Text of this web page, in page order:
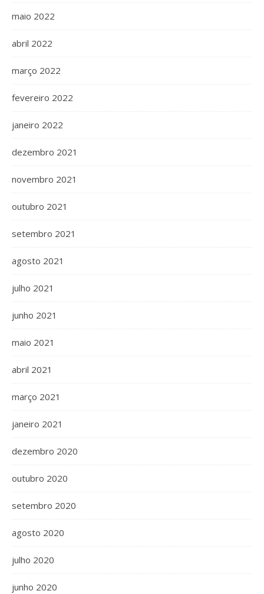
maio 2022
abril 2022
março 2022
fevereiro 2022
janeiro 2022
dezembro 2021
novembro 2021
outubro 2021
setembro 2021
agosto 2021
julho 2021
junho 2021
maio 2021
abril 2021
março 2021
janeiro 2021
dezembro 2020
outubro 2020
setembro 2020
agosto 2020
julho 2020
junho 2020